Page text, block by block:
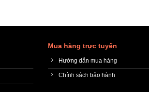
Mua hàng trực tuyến
Hướng dẫn mua hàng
Chính sách bảo hành